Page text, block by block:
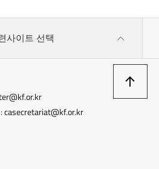
사이트 선택
casecretariat@kf.or.kr